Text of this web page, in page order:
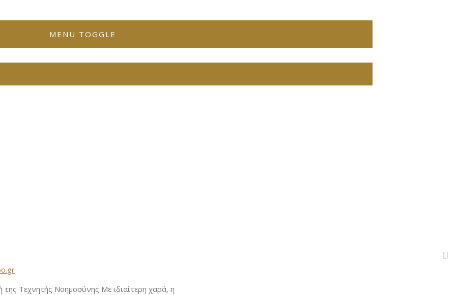
MENU TOGGLE
Τεχνητής Νοημοσύνης Με ιδιαίτερη χαρά, η